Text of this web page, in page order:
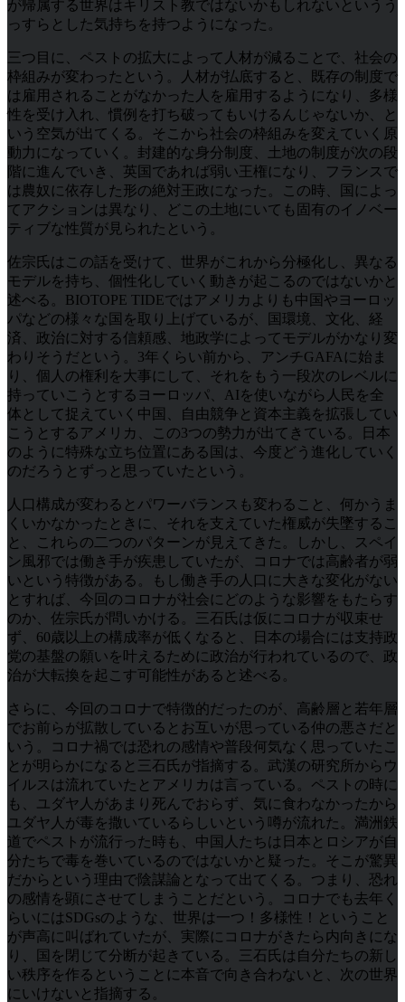
が帰属する世界はキリスト教ではないかもしれないというう
っすらとした気持ちを持つようになった。
三つ目に、ペストの拡大によって人材が減ることで、社会の
枠組みが変わったという。人材が払底すると、既存の制度で
は雇用されることがなかった人を雇用するようになり、多様
性を受け入れ、慣例を打ち破ってもいけるんじゃないか、と
いう空気が出てくる。そこから社会の枠組みを変えていく原
動力になっていく。封建的な身分制度、土地の制度が次の段
階に進んでいき、英国であれば弱い王権になり、フランスで
は農奴に依存した形の絶対王政になった。この時、国によっ
てアクションは異なり、どこの土地にいても固有のイノベー
ティブな性質が見られたという。
佐宗氏はこの話を受けて、世界がこれから分極化し、異なる
モデルを持ち、個性化していく動きが起こるのではないかと
述べる。BIOTOPE TIDEではアメリカよりも中国やヨーロッ
パなどの様々な国を取り上げているが、国環境、文化、経
済、政治に対する信頼感、地政学によってモデルがかなり変
わりそうだという。3年くらい前から、アンチGAFAに始ま
り、個人の権利を大事にして、それをもう一段次のレベルに
持っていこうとするヨーロッパ、AIを使いながら人民を全
体として捉えていく中国、自由競争と資本主義を拡張してい
こうとするアメリカ、この3つの勢力が出てきている。日本
のように特殊な立ち位置にある国は、今度どう進化していく
のだろうとずっと思っていたという。
人口構成が変わるとパワーバランスも変わること、何かうま
くいかなかったときに、それを支えていた権威が失墜するこ
と、これらの二つのパターンが見えてきた。しかし、スペイ
ン風邪では働き手が疾患していたが、コロナでは高齢者が弱
いという特徴がある。もし働き手の人口に大きな変化がない
とすれば、今回のコロナが社会にどのような影響をもたらす
のか、佐宗氏が問いかける。三石氏は仮にコロナが収束せ
ず、60歳以上の構成率が低くなると、日本の場合には支持政
党の基盤の願いを叶えるために政治が行われているので、政
治が大転換を起こす可能性があると述べる。
さらに、今回のコロナで特徴的だったのが、高齢層と若年層
でお前らが拡散しているとお互いが思っている仲の悪さだと
いう。コロナ禍では恐れの感情や普段何気なく思っていたこ
とが明らかになると三石氏が指摘する。武漢の研究所からウ
イルスは流れていたとアメリカは言っている。ペストの時に
も、ユダヤ人があまり死んでおらず、気に食わなかったから
ユダヤ人が毒を撒いているらしいという噂が流れた。満洲鉄
道でペストが流行った時も、中国人たちは日本とロシアが自
分たちで毒を巻いているのではないかと疑った。そこが驚異
だからという理由で陰謀論となって出てくる。つまり、恐れ
の感情を顕にさせてしまうことだという。コロナでも去年く
らいにはSDGsのような、世界は一つ！多様性！ということ
が声高に叫ばれていたが、実際にコロナがきたら内向きにな
り、国を閉じて分断が起きている。三石氏は自分たちの新し
い秩序を作るということに本音で向き合わないと、次の世界
にいけないと指摘する。